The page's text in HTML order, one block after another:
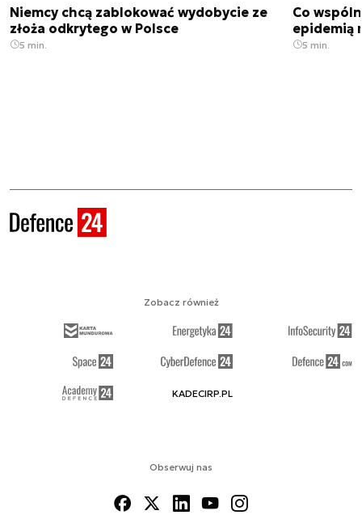
Niemcy chcą zablokować wydobycie ze
złoża odkrytego w Polsce
5 min.
Co
epidemią
5 min.
Obserwuj nas
Zobacz również
KADECIRP.PL